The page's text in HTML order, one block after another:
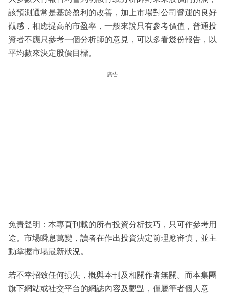
該預測通常是基於盈利的改善，加上市場對公司營運的良好
觀感，相應提高的市盈率，一般來說只有參考價值，普通投
資者不應只參考一個分析師的意見，可以多看幾份報告，以
平均數來決定股價目標。
廣告
免責聲明：本專頁刊載的所有投資分析技巧，只可作參考用
途。市場瞬息萬變，讀者在作出投資決定前理應審慎，並主
動掌握市場最新狀況。
若不幸招致任何損失，概與本刊及相關作者無關。而本集團
旗下網站或社交平台的網誌內容及觀點，僅屬筆者個人意